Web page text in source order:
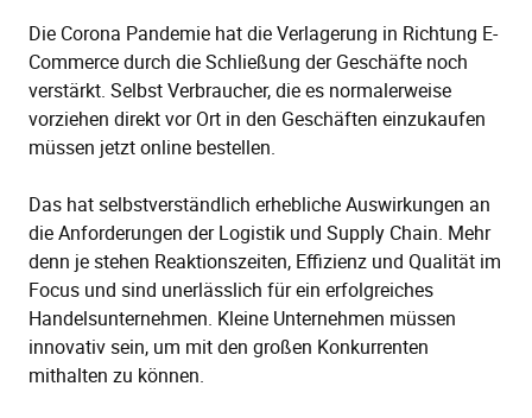
Die Corona Pandemie hat die Verlagerung in Richtung E-
Commerce durch die Schließung der Geschäfte noch
verstärkt. Selbst Verbraucher, die es normalerweise
vorziehen direkt vor Ort in den Geschäften einzukaufen
müssen jetzt online bestellen.
Das hat selbstverständlich erhebliche Auswirkungen an
die Anforderungen der Logistik und Supply Chain. Mehr
denn je stehen Reaktionszeiten, Effizienz und Qualität im
Focus und sind unerlässlich für ein erfolgreiches
Handelsunternehmen. Kleine Unternehmen müssen
innovativ sein, um mit den großen Konkurrenten
mithalten zu können.